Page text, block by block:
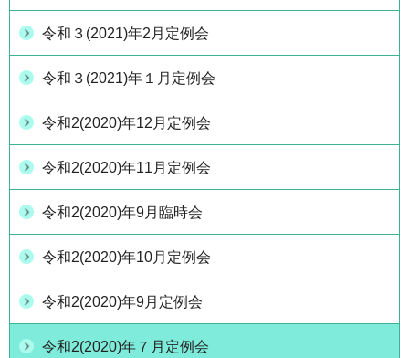
令和３(2021)年2月定例会
令和３(2021)年１月定例会
令和2(2020)年12月定例会
令和2(2020)年11月定例会
令和2(2020)年9月臨時会
令和2(2020)年10月定例会
令和2(2020)年9月定例会
令和2(2020)年７月定例会